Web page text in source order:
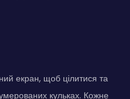
екран, щоб цілитися та
кульках. Кожне